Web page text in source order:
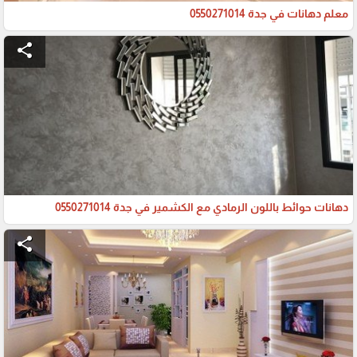
معلم دهانات في جدة 0550271014
share
دهانات حوائط باللون الرمادي مع الكشمير في جدة 0550271014
share